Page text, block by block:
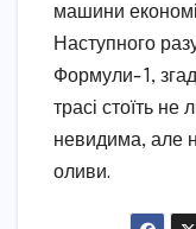
машини
Наступного
Формули-1,
трасі стоїть не
невидима, але
оливи.